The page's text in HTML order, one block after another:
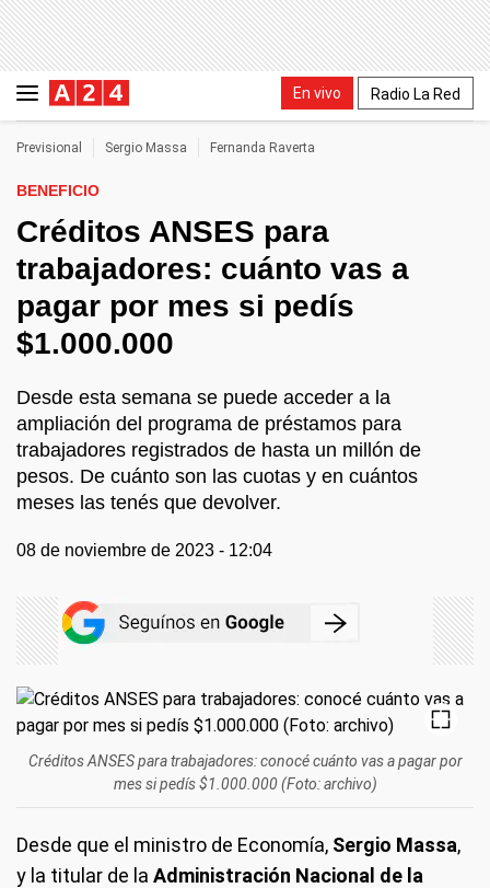
En vivo Radio La Red
Previsional Sergio Massa Fernanda Raverta
BENEFICIO
Créditos ANSES para
trabajadores: cuánto vas a
pagar por mes si pedís
$1.000.000
Desde esta semana se puede acceder a la
ampliación del programa de préstamos para
trabajadores registrados de hasta un millón de
pesos. De cuánto son las cuotas y en cuántos
meses las tenés que devolver.
08 de noviembre de 2023 - 12:04
Créditos ANSES para trabajadores: conocé cuánto vas a pagar por
mes si pedís $1.000.000 (Foto: archivo)
Desde que el ministro de Economía, Sergio Massa,
y la titular de la Administración Nacional de la